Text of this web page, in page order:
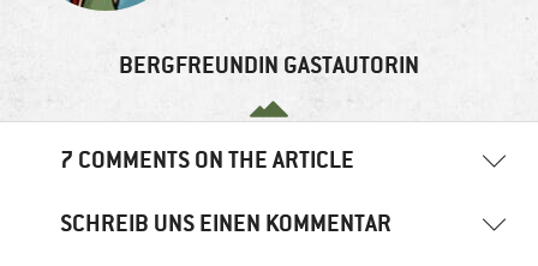
BERGFREUNDIN GASTAUTORIN
7 COMMENTS ON THE ARTICLE
1. Mai 2014 08:21 Uhr
SCHREIB UNS EINEN KOMMENTAR